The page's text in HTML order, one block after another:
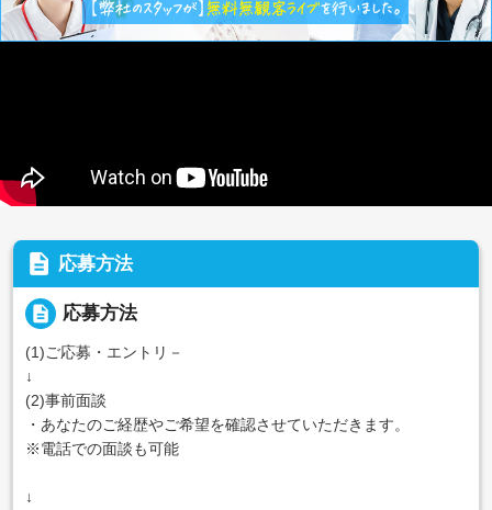
description 応募方法
description 応募方法
(1)ご応募・エントリ－
↓
(2)事前面談
・あなたのご経歴やご希望を確認させていただきます。
※電話での面談も可能
↓